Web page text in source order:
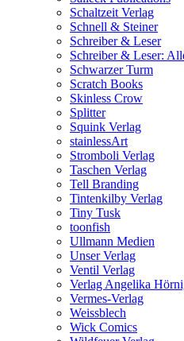
Schaltzeit Verlag
Schnell & Steiner
Schreiber & Leser
Schreiber & Leser:
Schwarzer Turm
Scratch Books
Skinless Crow
Splitter
Squink Verlag
stainlessArt
Stromboli Verlag
Taschen Verlag
Tell Branding
Tintenkilby Verlag
Tiny Tusk
toonfish
Ullmann Medien
Unser Verlag
Ventil Verlag
Verlag Angelika
Vermes-Verlag
Weissblech
Wick Comics